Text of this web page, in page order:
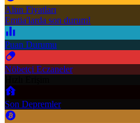
Altın Fiyatları
Emtia'larda son durum!
Puan Durumu
Nöbetçi Eczaneler
Son Depremler